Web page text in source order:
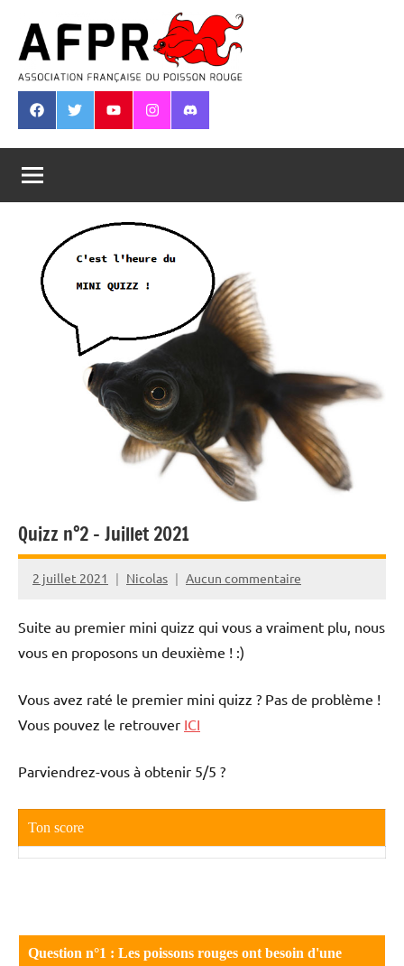
contenu
Association
Française
du
Poisson
Rouge
FacebookTwitterYoutubeInstagramDiscord
Quizz n°2 – Juillet 2021
2 juillet 2021 Nicolas Aucun commentaire
Suite au premier mini quizz qui vous a vraiment plu, nous
vous en proposons un deuxième ! :)
Vous avez raté le premier mini quizz ? Pas de problème !
Vous pouvez le retrouver ICI
Parviendrez-vous à obtenir 5/5 ?
Ton score
Question n°1 : Les poissons rouges ont besoin d'une